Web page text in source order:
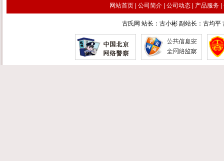
网站首页| 公司简介| 公司动态| 产品服务|
古氏网 站长：古小彬 副站长：古均